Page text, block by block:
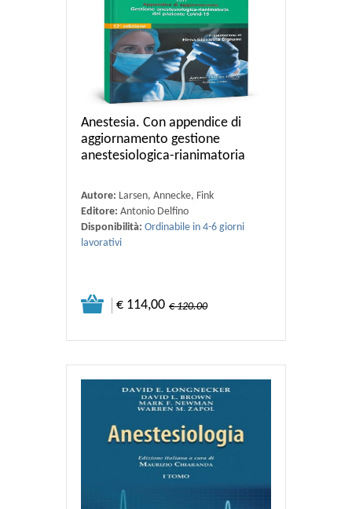
Anestesia. Con appendice di
aggiornamento gestione
anestesiologica-rianimatoria
Autore: Larsen, Annecke, Fink
Editore: Antonio Delfino
Disponibilità: Ordinabile in 4-6 giorni
lavorativi
€ 114,00 € 120.00